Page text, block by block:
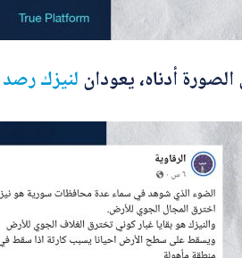
أدناه، يعودانلنيزكرصد